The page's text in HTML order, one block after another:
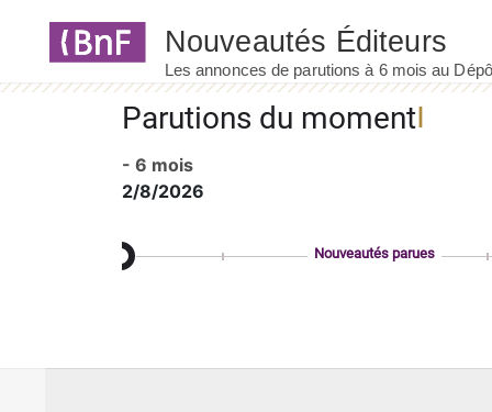
Parutions du moment
- 6 mois
2/8/2026
Nouveautés parues